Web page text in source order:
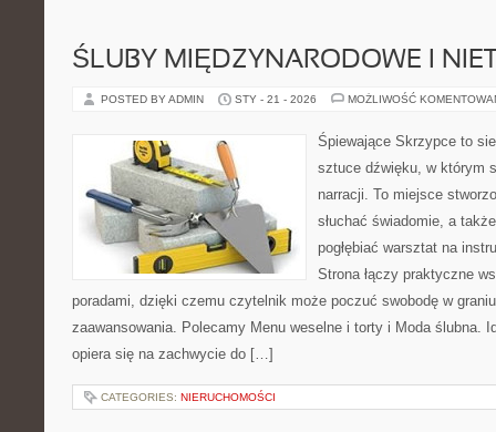
ŚLUBY MIĘDZYNARODOWE I
POSTED BY ADMIN STY - 21 - 2026 MOŻLIWOŚĆ
Śpiewające Skrzypce to
sztuce dźwięku, w którym
narracji. To miejsce
słuchać świadomie, a
pogłębiać warsztat na
Strona łączy praktyczne
poradami, dzięki czemu czytelnik może poczuć swobodę w
zaawansowania. Polecamy Menu weselne i torty i Moda ślubna.
opiera się na zachwycie do […]
CATEGORIES: NIERUCHOMOŚCI